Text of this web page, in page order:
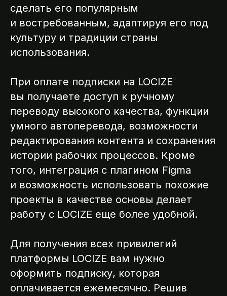
сделать его популярным
и востребованным, адаптируя его под
культуру и традиции страны
использования.
При оплате подписки на LOCIZE
вы получаете доступ к ручному
переводу высокого качества, функции
умного автоперевода, возможности
редактирования контента и сохранения
истории рабочих процессов. Кроме
того, интеграция с плагином Figma
и возможность использовать похожие
проекты в качестве основы делает
работу с LOCIZE еще более удобной.
Для получения всех привилегий
платформы LOCIZE вам нужно
оформить подписку, которая
оплачивается ежемесячно. Решив